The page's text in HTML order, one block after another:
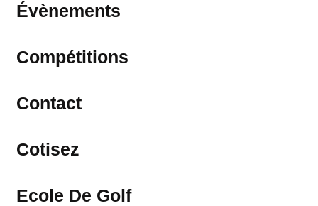
Évènements
Compétitions
Contact
Cotisez
Ecole De Golf